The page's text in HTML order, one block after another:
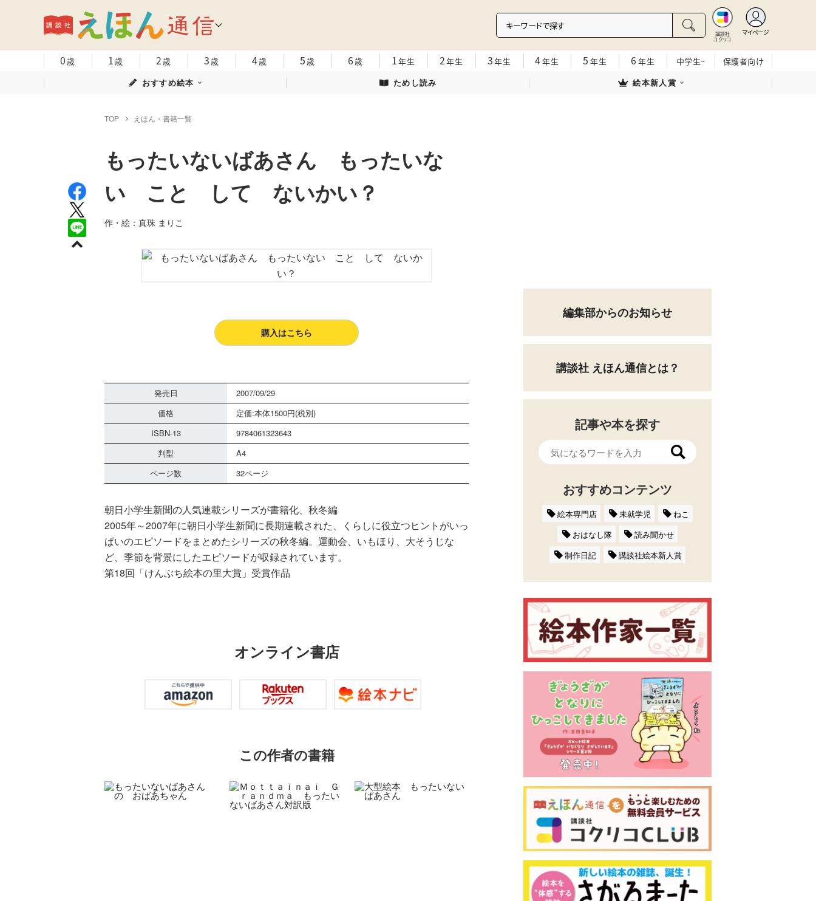
講談社
コクリコ
マイページ
0歳 1歳 2歳 3歳 4歳 5歳 6歳 1年生 2年生 3年生 4年生 5 年生 6 年生 中学生~
保護者向け
おすすめ絵本
ためし読み 絵本新人賞
TOP えほん・書籍一覧
もったいないばあさん もったいな
い こと して ないかい？
作・絵：真珠 まりこ
購入はこちら
発売日
2007/09/29
価格
定価:本体1500円(税別)
ISBN-13
9784061323643
判型
A4
ページ数
32ページ
朝日小学生新聞の人気連載シリーズが書籍化、秋冬編
2005年～2007年に朝日小学生新聞に長期連載された、くらしに役立つヒントがいっ
ぱいのエピソードをまとめたシリーズの秋冬編。運動会、いもほり、大そうじな
ど、季節を背景にしたエピソードが収録されています。
第18回「けんぶち絵本の里大賞」受賞作品
オンライン書店
この作者の書籍
編集部からのお知らせ
講談社 えほん通信とは？
記事や本を探す
おすすめコンテンツ
絵本専門店 未就学児
ねこ
おはなし隊
読み聞かせ
制作日記
講談社絵本新人賞